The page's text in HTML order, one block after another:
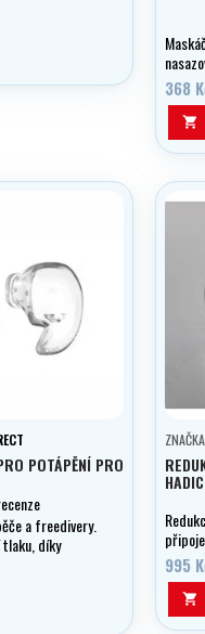
za
vztlak.
368

POTÁPĚNÍ PRO
a freedivery.
tlaku, díky
995
